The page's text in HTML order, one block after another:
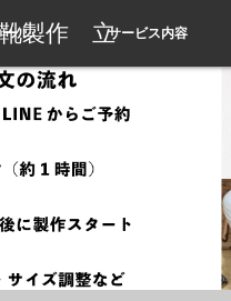
靴製作 立
ール サービス内容